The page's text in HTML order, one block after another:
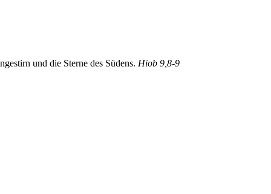
und die Sterne des Südens. Hiob 9,8-9